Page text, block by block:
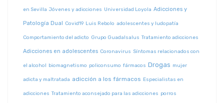
en Sevilla Jóvenes y adicciones Universidad Loyola Adicciones y
Patología Dual Covid19 Luis Rebolo adolescentes y ludopatía
Comportamiento del adicto Grupo Guadalsalus Tratamiento adicciones
Adicciones en adolescentes Coronavirus Síntomas relacionados con
el alcohol biomagnetismo policonsumo fármacos Drogas mujer
adicta y maltratada adicción a los fármacos Especialistas en
adicciones Tratamiento aconsejado para las adicciones porros